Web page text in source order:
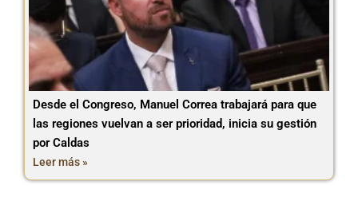
Desde el Congreso, Manuel Correa trabajará para que
las regiones vuelvan a ser prioridad, inicia su gestión
por Caldas
Leer más »